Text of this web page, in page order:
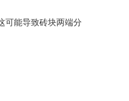
可能导致砖块两端分